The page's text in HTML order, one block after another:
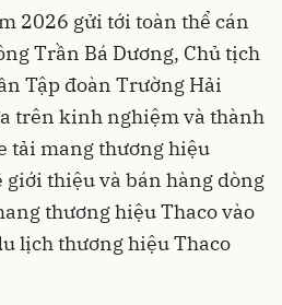
2026 gửi tới toàn thể cán
Trần Bá Dương, Chủ tịch
Tập đoàn Trường Hải
trên kinh nghiệm và thành
tải mang thương hiệu
giới thiệu và bán hàng dòng
thương hiệu Thaco vào
lịch thương hiệu Thaco